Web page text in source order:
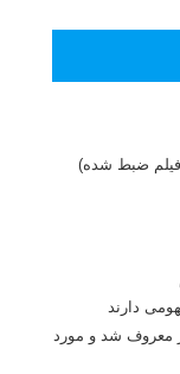
ضبط شده)
دارند
معروف شد و مورد